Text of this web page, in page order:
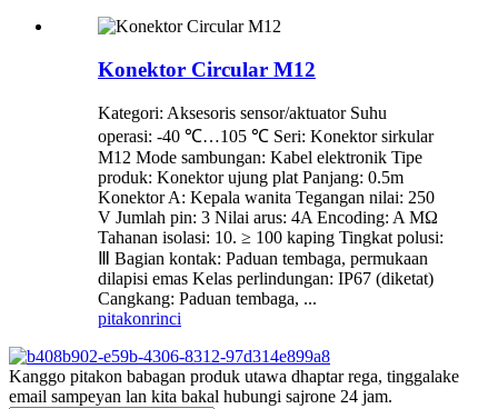
Konektor Circular M12
Kategori: Aksesoris sensor/aktuator Suhu
operasi: -40 ℃…105 ℃ Seri: Konektor sirkular
M12 Mode sambungan: Kabel elektronik Tipe
produk: Konektor ujung plat Panjang: 0.5m
Konektor A: Kepala wanita Tegangan nilai: 250
V Jumlah pin: 3 Nilai arus: 4A Encoding: A MΩ
Tahanan isolasi: 10. ≥ 100 kaping Tingkat polusi:
Ⅲ Bagian kontak: Paduan tembaga, permukaan
dilapisi emas Kelas perlindungan: IP67 (diketat)
Cangkang: Paduan tembaga, ...
pitakonrinci
Kanggo pitakon babagan produk utawa dhaptar rega, tinggalake
email sampeyan lan kita bakal hubungi sajrone 24 jam.